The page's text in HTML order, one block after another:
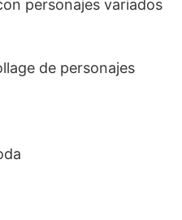
personajes variados